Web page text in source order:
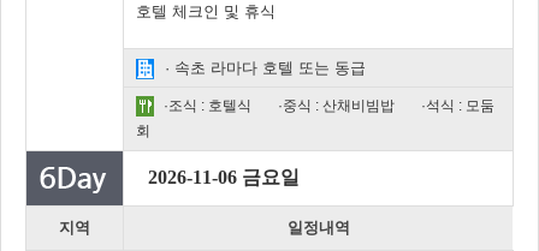
호텔 체크인 및 휴식
· 속초 라마다 호텔 또는 동급
·조식 : 호텔식 ·중식 : 산채비빔밥
·석식 : 모둠
회
2026-11-06 금요일
지역 일정내역